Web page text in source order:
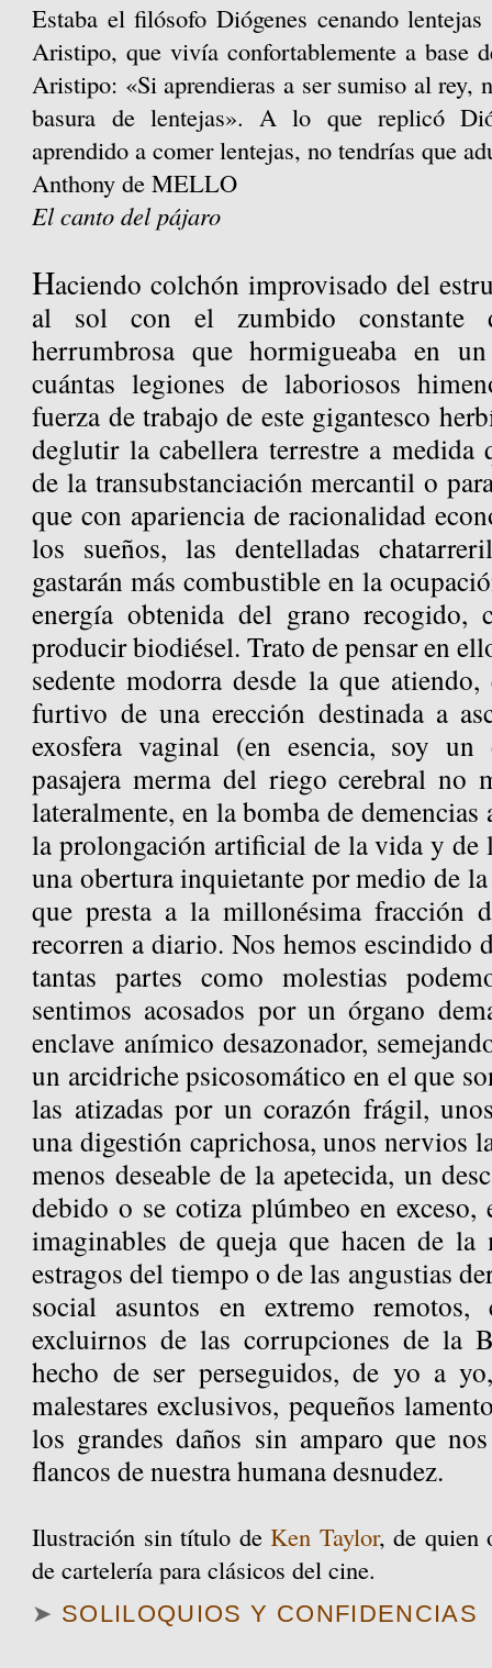
Estaba el filósofo Diógenes cenando
Aristipo, que vivía confortablemente a base
Aristipo: «Si aprendieras a ser sumiso al rey,
basura de lentejas». A lo que replicó
aprendido a comer lentejas, no tendrías que
Anthony de MELLO
El canto del pájaro
Haciendo colchón improvisado del
al sol con el zumbido constante
herrumbrosa que hormigueaba en
cuántas legiones de laboriosos
fuerza de trabajo de este gigantesco
deglutir la cabellera terrestre a medida
de la transubstanciación mercantil o
que con apariencia de racionalidad
los sueños, las dentelladas
gastarán más combustible en la
energía obtenida del grano recogido,
producir biodiésel. Trato de pensar en
sedente modorra desde la que
furtivo de una erección destinada a
exosfera vaginal (en esencia, soy un
pasajera merma del riego cerebral no
lateralmente, en la bomba de
la prolongación artificial de la vida y de
una obertura inquietante por medio de
que presta a la millonésima fracción
recorren a diario. Nos hemos escindido
tantas partes como molestias
sentimos acosados por un órgano
enclave anímico desazonador,
un arcidriche psicosomático en el que
las atizadas por un corazón frágil,
una digestión caprichosa, unos nervios
menos deseable de la apetecida, un
debido o se cotiza plúmbeo en exceso,
imaginables de queja que hacen de la
estragos del tiempo o de las angustias
social asuntos en extremo remotos,
excluirnos de las corrupciones de la
hecho de ser perseguidos, de yo a
malestares exclusivos, pequeños
los grandes daños sin amparo que
flancos de nuestra humana desnudez.
Ilustración sin título deKen Taylor, de quien
de cartelería para clásicos del cine.
➤ SOLILOQUIOS Y CONFIDENCIAS